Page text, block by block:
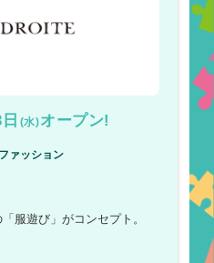
(水)オープン!
ァッション
服遊び」がコンセプト。